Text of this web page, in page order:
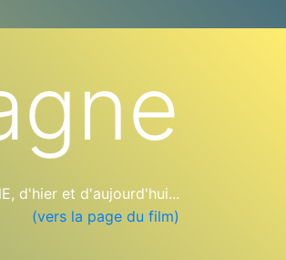
d'hier et d'aujourd'hui...
(vers la page du film)